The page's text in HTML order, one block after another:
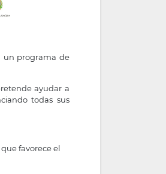
un programa de
ayudar a
todas sus
favorece el